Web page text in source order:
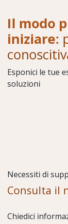
Il modo
iniziare:
Esponici le tue
soluzioni
Necessiti di
Consulta il
Chiedici